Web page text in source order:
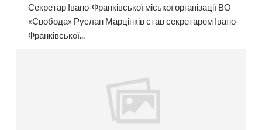
Секретар Івано-Франківської міської організації ВО
«Свобода» Руслан Марцінків став секретарем Івано-
Франківської...